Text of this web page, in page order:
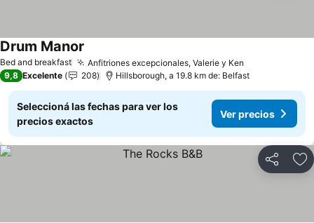
Bed and breakfast Anfitriones excepcionales, Valerie y Ken
Drum Manor
9,8 Excelente 208 Hillsborough, a 19.8 km de: Belfast
Seleccioná las fechas para ver los
precios exactos
Ver precios
Compartir